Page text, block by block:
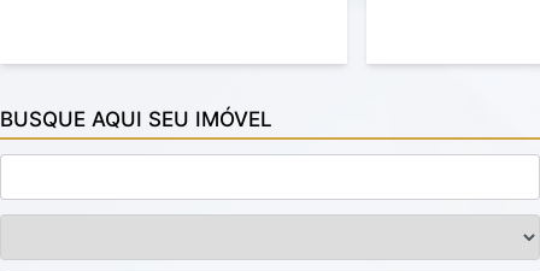
BUSQUE AQUI SEU IMÓVEL